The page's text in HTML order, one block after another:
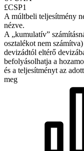
£CSP1
A múltbeli teljesítmény
nézve.
A „kumulatív”
osztalékot nem
devizádtól eltérő
befolyásolhatja a
és a teljesítményt az
meg